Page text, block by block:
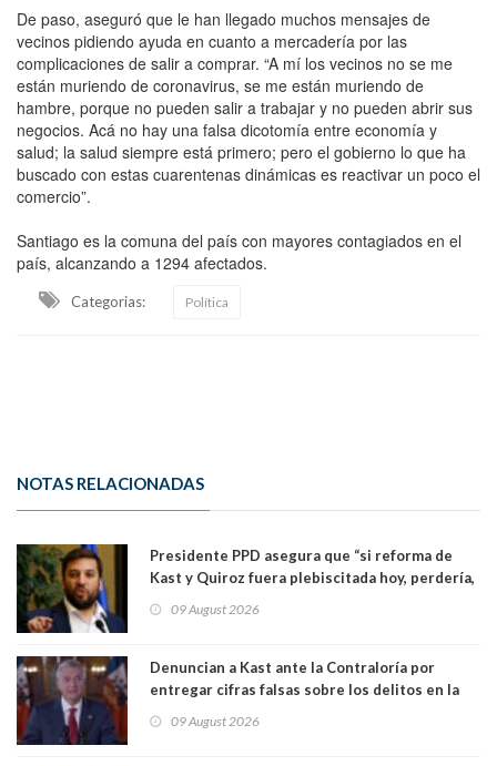
De paso, aseguró que le han llegado muchos mensajes de
vecinos pidiendo ayuda en cuanto a mercadería por las
complicaciones de salir a comprar. “A mí los vecinos no se me
están muriendo de coronavirus, se me están muriendo de
hambre, porque no pueden salir a trabajar y no pueden abrir sus
negocios. Acá no hay una falsa dicotomía entre economía y
salud; la salud siempre está primero; pero el gobierno lo que ha
buscado con estas cuarentenas dinámicas es reactivar un poco el
comercio”.
Santiago es la comuna del país con mayores contagiados en el
país, alcanzando a 1294 afectados.
Categorias: Política
NOTAS RELACIONADAS
Presidente PPD asegura que “si reforma de
Kast y Quiroz fuera plebiscitada hoy, perdería,
a favor de la oposición, sería una victoria de la
09 August 2026
Denuncian a Kast ante la Contraloría por
entregar cifras falsas sobre los delitos en la
09 August 2026